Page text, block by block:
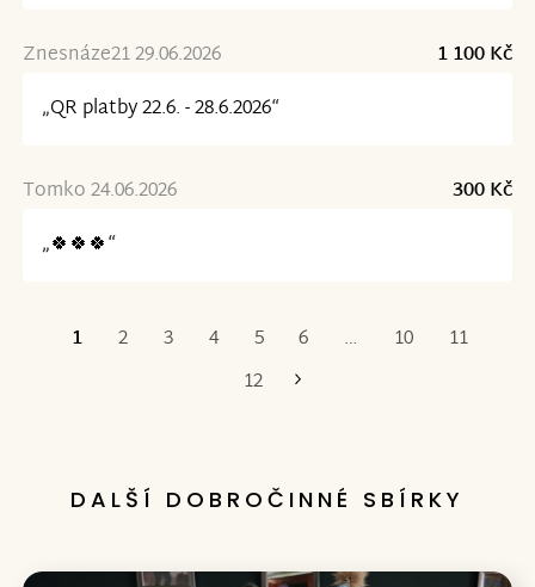
Znesnáze21 29.06.2026
1 100 Kč
„QR platby 22.6. - 28.6.2026“
Tomko 24.06.2026
300 Kč
„🍀🍀🍀“
1 2 3 4 5 6 … 10
11
12
Poslední
DALŠÍ DOBROČINNÉ SBÍRKY